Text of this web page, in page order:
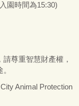
園時間為15:30)
尊重智慧財產權，
Animal Protection